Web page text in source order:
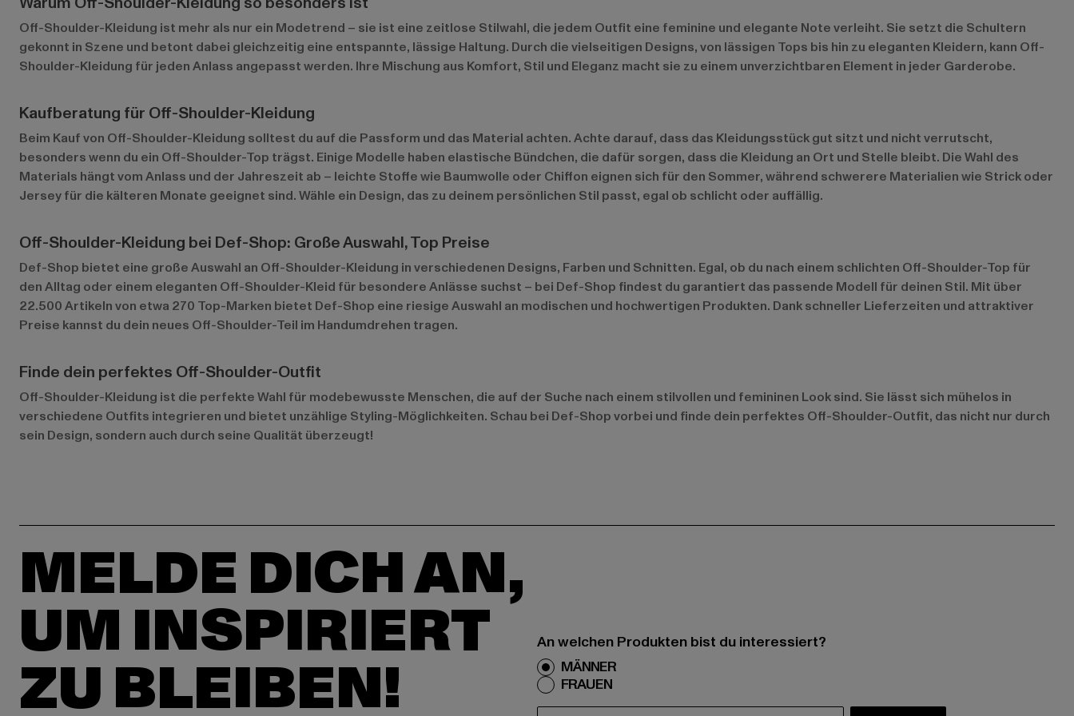
Off-Shoulder-Kleidung ist mehr als nur ein Modetrend – sie ist eine zeitlose Stilwahl, die jedem Outfit eine feminine und elegante Note verleiht. Sie setzt die Schultern
gekonnt in Szene und betont dabei gleichzeitig eine entspannte, lässige Haltung. Durch die vielseitigen Designs, von lässigen Tops bis hin zu eleganten Kleidern, kann Off-
Shoulder-Kleidung für jeden Anlass angepasst werden. Ihre Mischung aus Komfort, Stil und Eleganz macht sie zu einem unverzichtbaren Element in jeder Garderobe.
Kaufberatung für Off-Shoulder-Kleidung
Beim Kauf von Off-Shoulder-Kleidung solltest du auf die Passform und das Material achten. Achte darauf, dass das Kleidungsstück gut sitzt und nicht verrutscht,
besonders wenn du ein Off-Shoulder-Top trägst. Einige Modelle haben elastische Bündchen, die dafür sorgen, dass die Kleidung an Ort und Stelle bleibt. Die Wahl des
Materials hängt vom Anlass und der Jahreszeit ab – leichte Stoffe wie Baumwolle oder Chiffon eignen sich für den Sommer, während schwerere Materialien wie Strick oder
Jersey für die kälteren Monate geeignet sind. Wähle ein Design, das zu deinem persönlichen Stil passt, egal ob schlicht oder auffällig.
Off-Shoulder-Kleidung bei Def-Shop: Große Auswahl, Top Preise
Def-Shop bietet eine große Auswahl an Off-Shoulder-Kleidung in verschiedenen Designs, Farben und Schnitten. Egal, ob du nach einem schlichten Off-Shoulder-Top für
den Alltag oder einem eleganten Off-Shoulder-Kleid für besondere Anlässe suchst – bei Def-Shop findest du garantiert das passende Modell für deinen Stil. Mit über
22.500 Artikeln von etwa 270 Top-Marken bietet Def-Shop eine riesige Auswahl an modischen und hochwertigen Produkten. Dank schneller Lieferzeiten und attraktiver
Preise kannst du dein neues Off-Shoulder-Teil im Handumdrehen tragen.
Finde dein perfektes Off-Shoulder-Outfit
Off-Shoulder-Kleidung ist die perfekte Wahl für modebewusste Menschen, die auf der Suche nach einem stilvollen und femininen Look sind. Sie lässt sich mühelos in
verschiedene Outfits integrieren und bietet unzählige Styling-Möglichkeiten. Schau bei Def-Shop vorbei und finde dein perfektes Off-Shoulder-Outfit, das nicht nur durch
sein Design, sondern auch durch seine Qualität überzeugt!
MELDE DICH AN,
UM INSPIRIERT
ZU BLEIBEN!
An welchen Produkten bist du interessiert?
MÄNNER
FRAUEN